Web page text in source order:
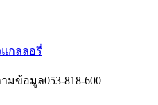
แกลลอรี่
ามข้อมูล053-818-600